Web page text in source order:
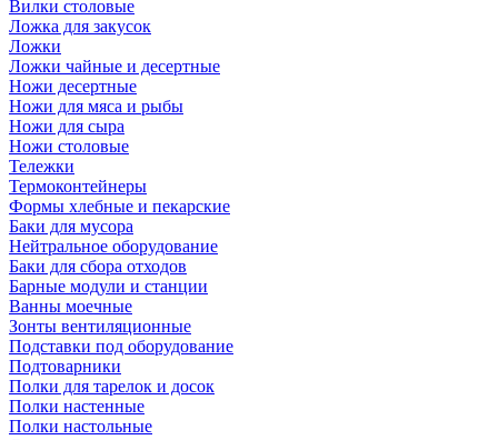
Вилки столовые
Ложка для закусок
Ложки
Ложки чайные и десертные
Ножи десертные
Ножи для мяса и рыбы
Ножи для сыра
Ножи столовые
Тележки
Термоконтейнеры
Формы хлебные и пекарские
Баки для мусора
Нейтральное оборудование
Баки для сбора отходов
Барные модули и станции
Ванны моечные
Зонты вентиляционные
Подставки под оборудование
Подтоварники
Полки для тарелок и досок
Полки настенные
Полки настольные